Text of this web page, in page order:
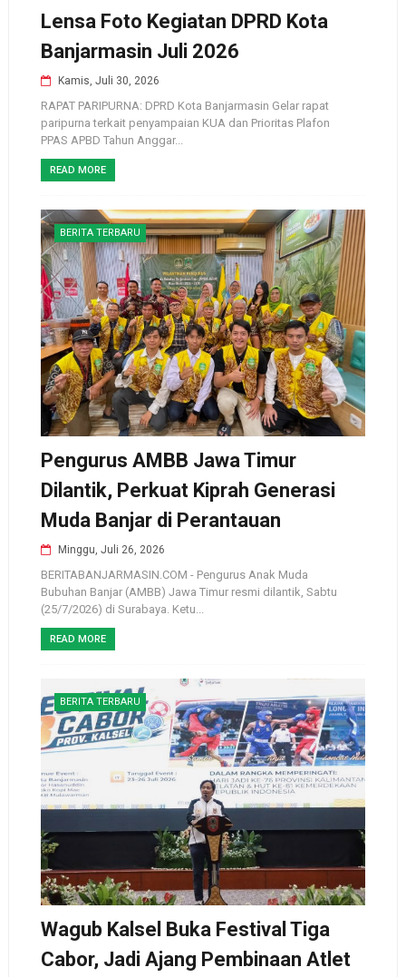
Lensa Foto Kegiatan DPRD Kota
Banjarmasin Juli 2026
Kamis, Juli 30, 2026
RAPAT PARIPURNA: DPRD Kota Banjarmasin Gelar rapat
paripurna terkait penyampaian KUA dan Prioritas Plafon
PPAS APBD Tahun Anggar...
READ MORE
BERITA TERBARU
Pengurus AMBB Jawa Timur
Dilantik, Perkuat Kiprah Generasi
Muda Banjar di Perantauan
Minggu, Juli 26, 2026
BERITABANJARMASIN.COM - Pengurus Anak Muda
Bubuhan Banjar (AMBB) Jawa Timur resmi dilantik, Sabtu
(25/7/2026) di Surabaya. Ketu...
READ MORE
BERITA TERBARU
Wagub Kalsel Buka Festival Tiga
Cabor, Jadi Ajang Pembinaan Atlet